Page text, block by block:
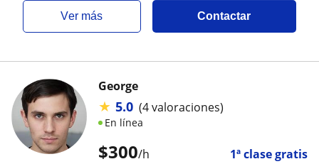
ver más Contactar
$300/h 1ª clase gratis
George
★ 5.0 (4 valoraciones)
En línea